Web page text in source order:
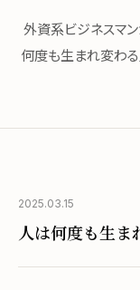
外資系ビジネスマン
何度も生まれ変わ
2025.03.15
人は何度も生ま